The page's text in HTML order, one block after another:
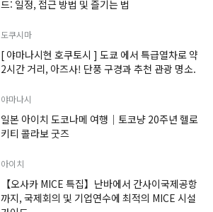
드: 일정, 접근 방법 및 즐기는 법
도쿠시마
[ 야마나시현 호쿠토시 ] 도쿄 에서 특급열차로 약
2시간 거리, 아즈사! 단풍 구경과 추천 관광 명소.
야마나시
일본 아이치 도코나메 여행｜토코냥 20주년 헬로
키티 콜라보 굿즈
아이치
【오사카 MICE 특집】난바에서 간사이국제공항
까지, 국제회의 및 기업연수에 최적의 MICE 시설